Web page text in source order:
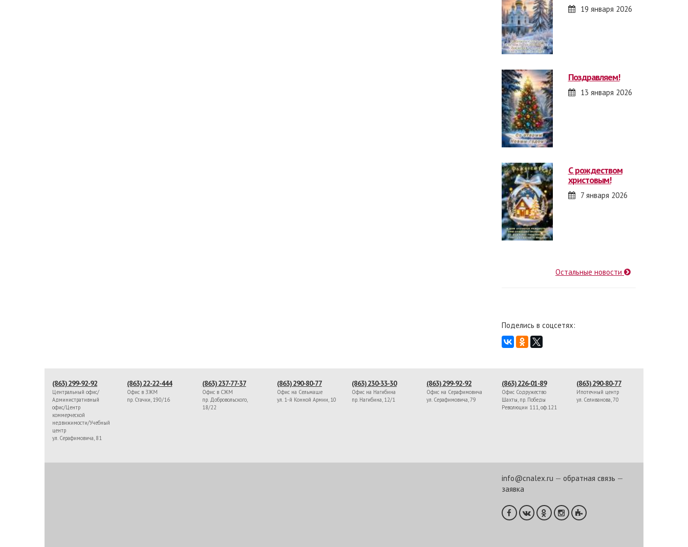
19 января 2026
поздравляем!
13 января 2026
с рождеством
христовым!
7 января 2026
Остальные новости
Поделись в соцсетях:
(863) 299-92-92
Центральный офис/
Административный
офис/Центр
коммерческой
недвижимости/Учебный
центр
ул. Серафимовича, 81
(863) 22-22-444
Офис в ЗЖМ
пр. Стачки, 190/16
(863) 237-77-37
Офис в СЖМ
пр. Добровольского,
18/22
(863) 290-80-77
Офис на Сельмаше
ул. 1-й Конной Армии, 10
(863) 230-33-30
Офис на Нагибина
пр. Нагибина, 12/1
(863) 299-92-92
Офис на Серафимовича
ул. Серафимовича, 79
(863) 226-01-89
Офис Содружество
Шахты, пр. Победы
Революции 111, оф.121
(863) 290-80-77
Ипотечный центр
ул. Селиванова, 70
info@cnalex.ru — обратная связь —
заявка